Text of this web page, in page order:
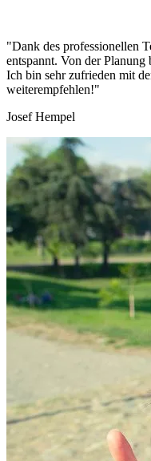
"Dank des professionellen
entspannt. Von der
Ich bin sehr zufrieden mit
weiterempfehlen!"
Josef Hempel